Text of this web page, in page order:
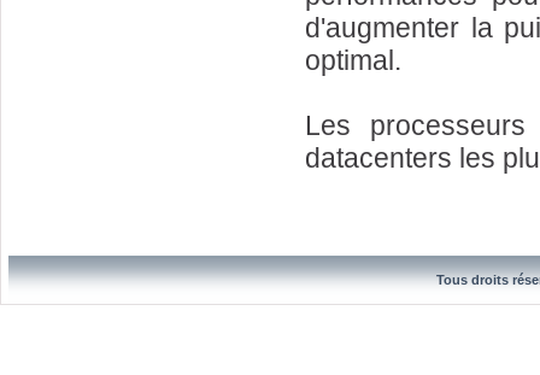
d'augmenter la
optimal.
Les processeurs
datacenters les
Tous droits